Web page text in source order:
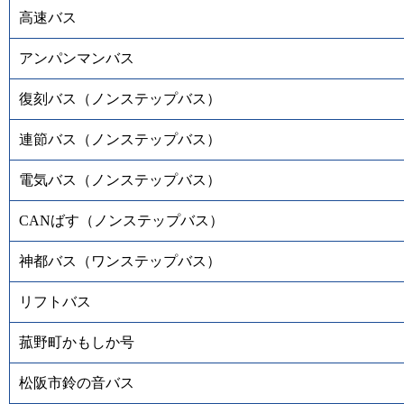
高速バス
アンパンマンバス
復刻バス（ノンステップバス）
連節バス（ノンステップバス）
電気バス（ノンステップバス）
CANばす（ノンステップバス）
神都バス（ワンステップバス）
リフトバス
菰野町かもしか号
松阪市鈴の音バス